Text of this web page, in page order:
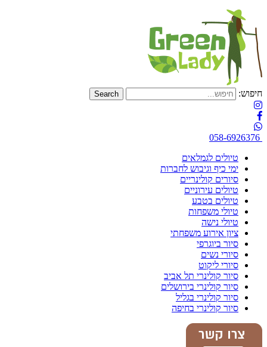
חיפוש:
058-6926376
טיולים לגמלאים
ימי כיף וגיבוש לחברות
סיורים קולינריים
טיולים עירוניים
טיולים בטבע
טיולי משפחות
טיולי נישה
ציון אירוע משפחתי
סיור ביוגרפי
סיורי נשים
סיורי ליקוט
סיור קולינרי תל אביב
סיור קולינרי בירושלים
סיור קולינרי בגליל
סיור קולינרי בחיפה